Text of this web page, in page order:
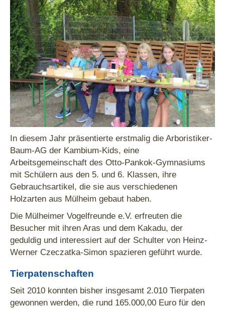
In diesem Jahr präsentierte erstmalig die Arboristiker-
Baum-AG der Kambium-Kids, eine
Arbeitsgemeinschaft des Otto-Pankok-Gymnasiums
mit Schülern aus den 5. und 6. Klassen, ihre
Gebrauchsartikel, die sie aus verschiedenen
Holzarten aus Mülheim gebaut haben.
Die Mülheimer Vogelfreunde e.V. erfreuten die
Besucher mit ihren Aras und dem Kakadu, der
geduldig und interessiert auf der Schulter von Heinz-
Werner Czeczatka-Simon spazieren geführt wurde.
Tierpatenschaften
Seit 2010 konnten bisher insgesamt 2.010 Tierpaten
gewonnen werden, die rund 165.000,00 Euro für den